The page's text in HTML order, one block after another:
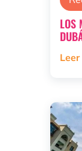
LOS